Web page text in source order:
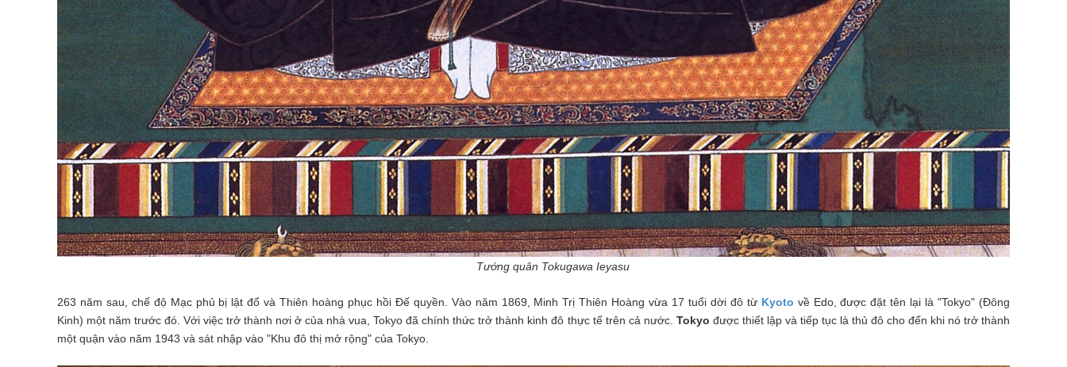
Tướng quân Tokugawa Ieyasu
263 năm sau, chế độ Mạc phủ bị lật đổ và Thiên hoàng phục hồi Đế quyền. Vào năm 1869, Minh Trị Thiên Hoàng vừa 17 tuổi dời đô từ Kyoto về Edo, được đặt tên lại là "Tokyo" (Đông
Kinh) một năm trước đó. Với việc trở thành nơi ở của nhà vua, Tokyo đã chính thức trở thành kinh đô thực tế trên cả nước. Tokyo được thiết lập và tiếp tục là thủ đô cho đến khi nó trở thành
một quận vào năm 1943 và sát nhập vào "Khu đô thị mở rộng" của Tokyo.